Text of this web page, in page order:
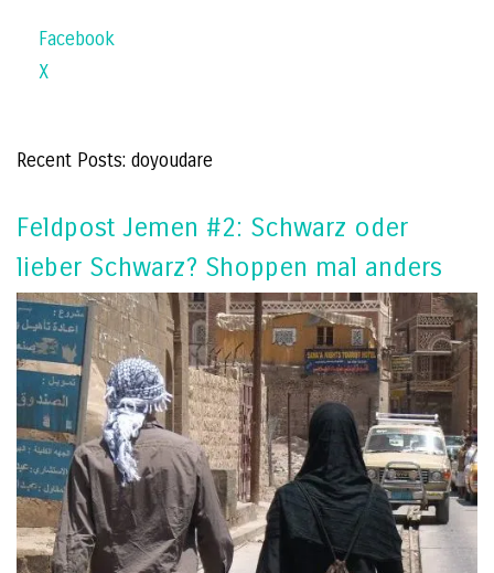
Facebook
X
Recent Posts: doyoudare
Feldpost Jemen #2: Schwarz oder
lieber Schwarz? Shoppen mal anders